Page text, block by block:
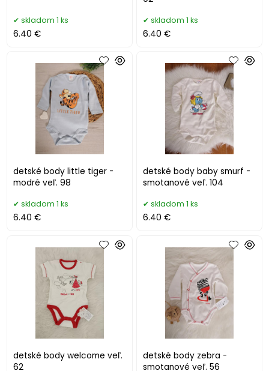
skladom 1 ks
6.40 €
skladom 1 ks
6.40 €
detské body little tiger -
modré veľ. 98
skladom 1 ks
6.40 €
detské body baby smurf -
smotanové veľ. 104
skladom 1 ks
6.40 €
detské body welcome veľ.
62
detské body zebra -
smotanové veľ. 56